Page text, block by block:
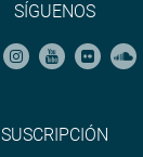
SÍGUENOS
SUSCRIPCIÓN